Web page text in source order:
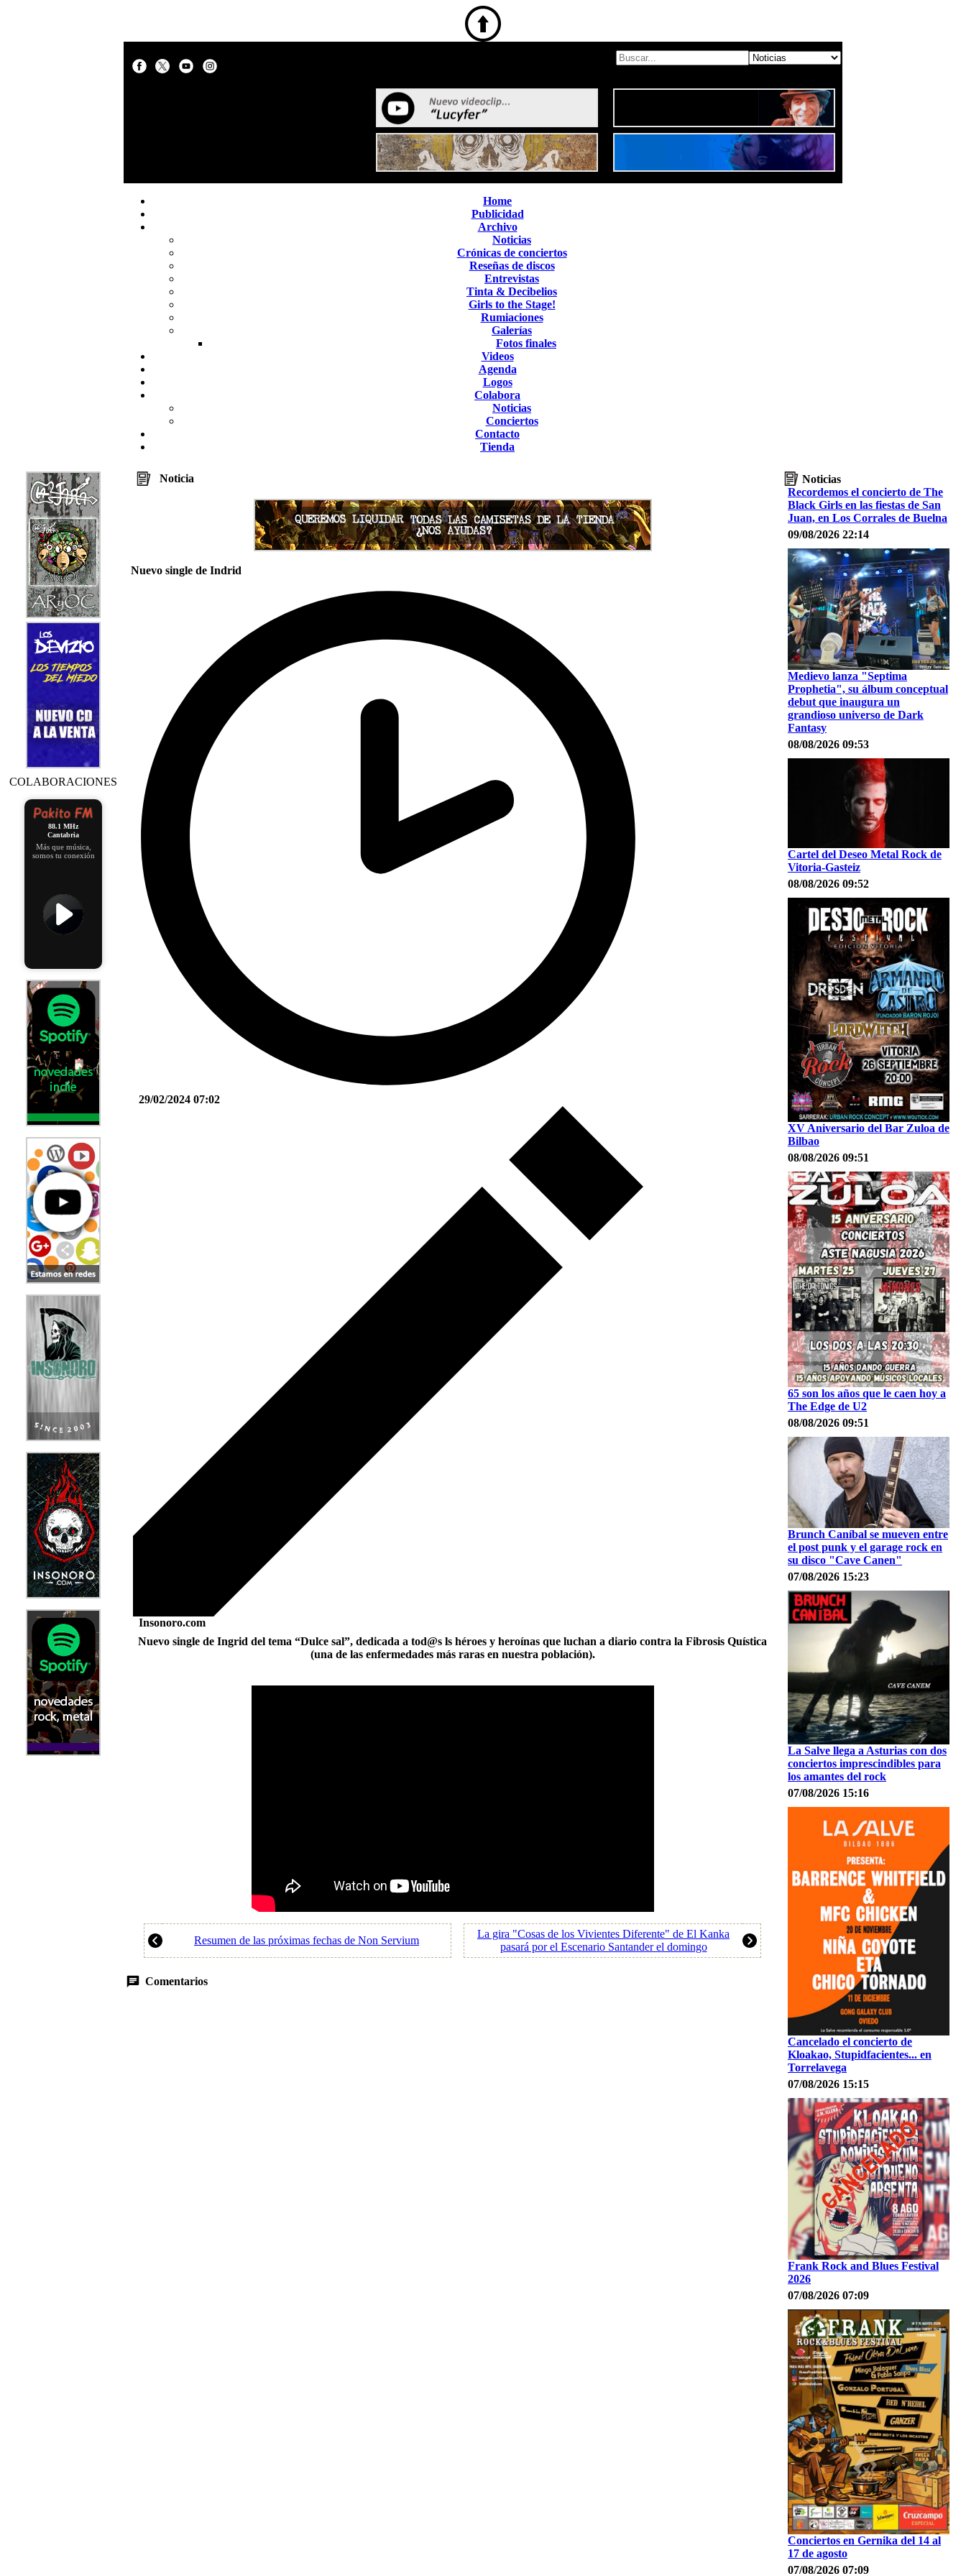
Home
Publicidad
Archivo
Noticias
Crónicas de conciertos
Reseñas de discos
Entrevistas
Tinta & Decibelios
Girls to the Stage!
Rumiaciones
Galerías
Fotos finales
Videos
Agenda
Logos
Colabora
Noticias
Conciertos
Contacto
Tienda
COLABORACIONES
88.1 MHz
Cantabria
Más que música,
somos tu conexión
Noticia
Nuevo single de Indrid
29/02/2024 07:02
Insonoro.com
Nuevo single de Ingrid del tema “Dulce sal”, dedicada a tod@s ls héroes y heroínas que luchan a diario contra la Fibrosis Quística
(una de las enfermedades más raras en nuestra población).
Resumen de las próximas fechas de Non Servium
La gira "Cosas de los Vivientes Diferente" de El Kanka
pasará por el Escenario Santander el domingo
Comentarios
Noticias
Recordemos el concierto de The
Black Girls en las fiestas de San
Juan, en Los Corrales de Buelna
09/08/2026 22:14
Medievo lanza "Septima
Prophetia", su álbum conceptual
debut que inaugura un
grandioso universo de Dark
Fantasy
08/08/2026 09:53
Cartel del Deseo Metal Rock de
Vitoria-Gasteiz
08/08/2026 09:52
XV Aniversario del Bar Zuloa de
Bilbao
08/08/2026 09:51
65 son los años que le caen hoy a
The Edge de U2
08/08/2026 09:51
Brunch Caníbal se mueven entre
el post punk y el garage rock en
su disco "Cave Canen"
07/08/2026 15:23
La Salve llega a Asturias con dos
conciertos imprescindibles para
los amantes del rock
07/08/2026 15:16
Cancelado el concierto de
Kloakao, Stupidfacientes... en
Torrelavega
07/08/2026 15:15
Frank Rock and Blues Festival
2026
07/08/2026 07:09
Conciertos en Gernika del 14 al
17 de agosto
07/08/2026 07:09